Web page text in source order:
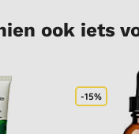
ook iets
-15%